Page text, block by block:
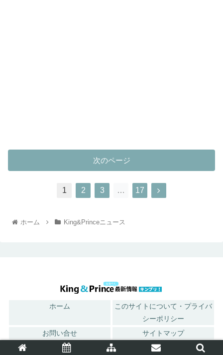
次のページ
1 2 3 … 17
ホーム King&Princeニュース
ホーム
このサイトについて・プライバ
シーポリシー
お問い合せ
サイトマップ
© 2018 King ＆ Princeなるべく最新情報キンプリ！.